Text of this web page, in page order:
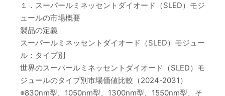
１．スーパールミネッセントダイオード（SLED）モジ
ュールの市場概要
製品の定義
スーパールミネッセントダイオード（SLED）モジュー
ル：タイプ別
世界のスーパールミネッセントダイオード（SLED）モ
ジュールのタイプ別市場価値比較（2024-2031）
※830nm型、1050nm型、1300nm型、1550nm型、そ